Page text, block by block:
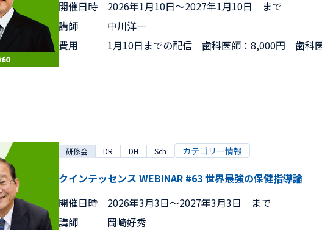
開催日時
2026年1月10日〜2027年1月10日 まで
講師
中川洋一
費用
1月10日までの配信 歯科医師：8,000円 歯科
研修会 DR DH Sch カテゴリー情報
クインテッセンス WEBINAR #63 世界最強の保健指導論
開催日時
2026年3月3日〜2027年3月3日 まで
講師
岡崎好秀